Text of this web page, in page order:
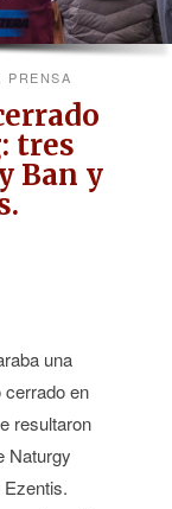
PRENSA
tres
Ban y
una
cerrado en
resultaron
Naturgy